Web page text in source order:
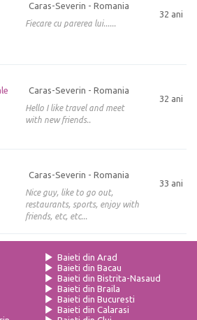
32 ani
Caras-Severin - Romania
Fiecare cu parerea lui......
32 ani
Caras-Severin - Romania
Hello I like travel and meet
with new friends..
33 ani
Caras-Severin - Romania
Nice guy, like to go out,
restaurants, sports, enjoy with
friends, etc, etc...
Baieti din Arad
Baieti din Bacau
Baieti din Bistrita-Nasaud
Baieti din Braila
Baieti din Bucuresti
Baieti din Calarasi